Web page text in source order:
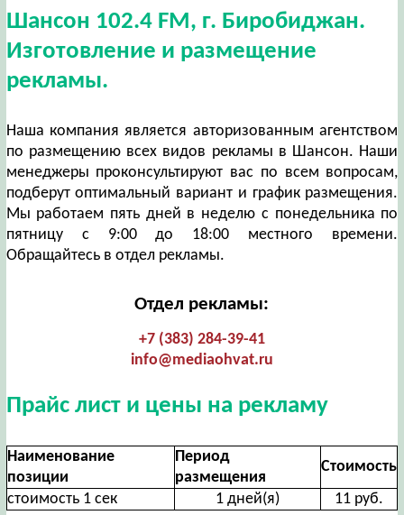
Шансон 102.4 FM, г. Биробиджан.
Изготовление и размещение
рекламы.
Наша компания является авторизованным агентством
по размещению всех видов рекламы в Шансон. Наши
менеджеры проконсультируют вас по всем вопросам,
подберут оптимальный вариант и график размещения.
Мы работаем пять дней в неделю с понедельника по
пятницу с 9:00 до 18:00 местного времени.
Обращайтесь в отдел рекламы.
Отдел рекламы:
+7 (383) 284-39-41
info@mediaohvat.ru
Прайс лист и цены на рекламу
Наименование
позиции
Период
размещения
Стоимость
стоимость 1 сек
1 дней(я) 11 руб.